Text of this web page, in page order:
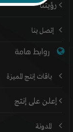
رؤيتنا
إتصل بنا
روابط هامة
باقات إنتج المميزة
إعلن على إنتج
المدونة